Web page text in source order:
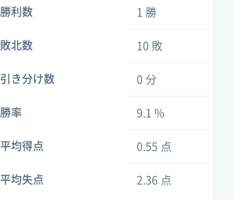
勝利数 1 勝
敗北数 10 敗
引き分け数 0 分
勝率 9.1 %
平均得点 0.55 点
平均失点 2.36 点